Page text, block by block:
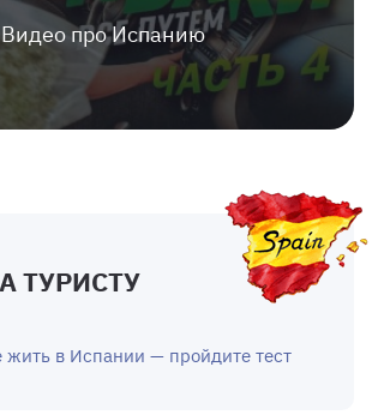
Видео про Испанию
ТУРИСТУ
жить в Испании — пройдите тест